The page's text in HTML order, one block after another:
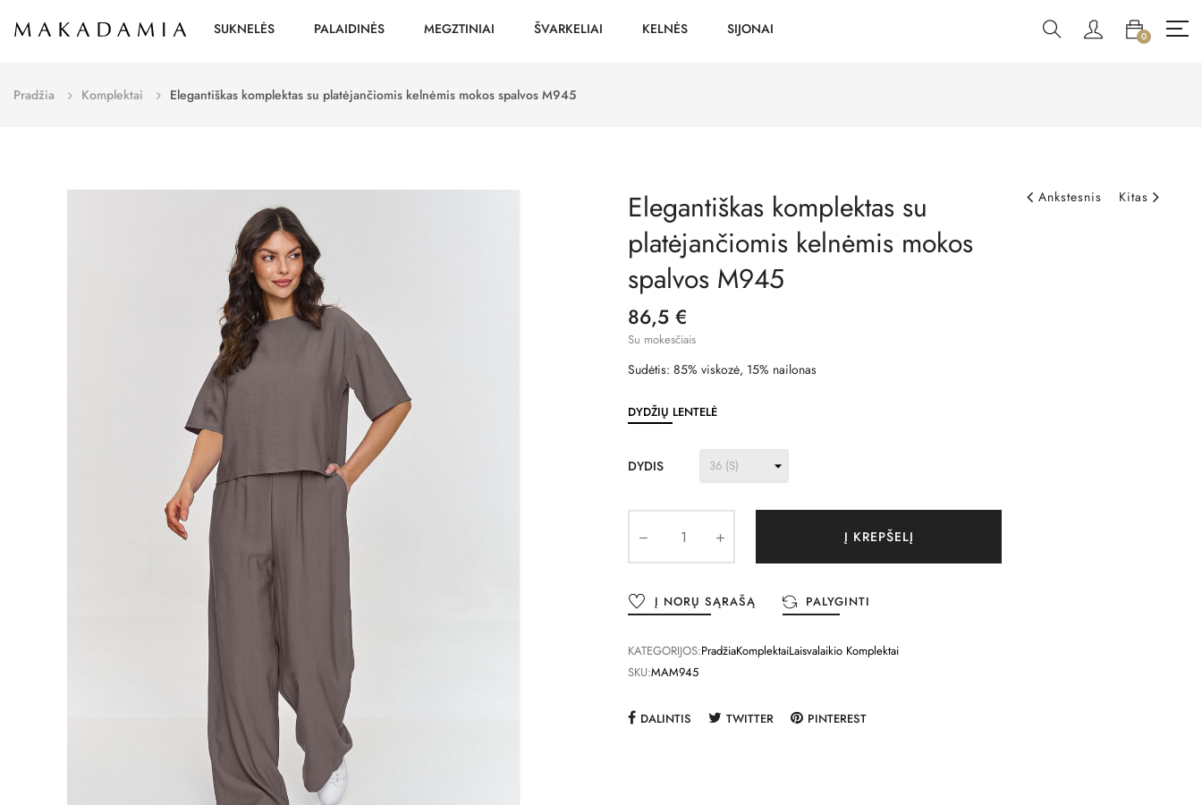
SUKNELĖS PALAIDINĖS MEGZTINIAI ŠVARKELIAI KELNĖS SIJONAI 0
Pradžia Komplektai Elegantiškas komplektas su platėjančiomis kelnėmis mokos spalvos M945
Ankstesnis Kitas
Elegantiškas komplektas su
platėjančiomis kelnėmis mokos
spalvos M945
86,5 €
Su mokesčiais
Sudėtis: 85% viskozė, 15% nailonas
DYDŽIŲ LENTELĖ
DYDIS
Į KREPŠELĮ
Į NORŲ SĄRAŠĄ PALYGINTI
KATEGORIJOS:PradžiaKomplektaiLaisvalaikio Komplektai
SKU:MAM945
DALINTIS TWITTER PINTEREST